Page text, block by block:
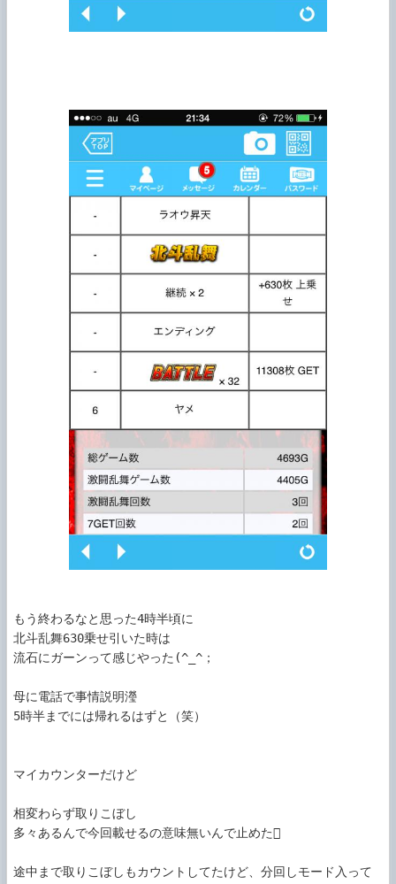
もう終わるなと思った4時半頃に
北斗乱舞630乗せ引いた時は
流石にガーンって感じやった(^_^；
母に電話で事情説明瀅
5時半までには帰れるはずと（笑）
マイカウンターだけど
相変わらず取りこぼし
多々あるんで今回載せるの意味無いんで止めた
途中まで取りこぼしもカウントしてたけど、分回しモード入って